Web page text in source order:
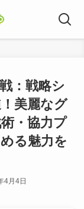
：戦略シ
美麗なグ
・協力プ
る魅力を
4月4日